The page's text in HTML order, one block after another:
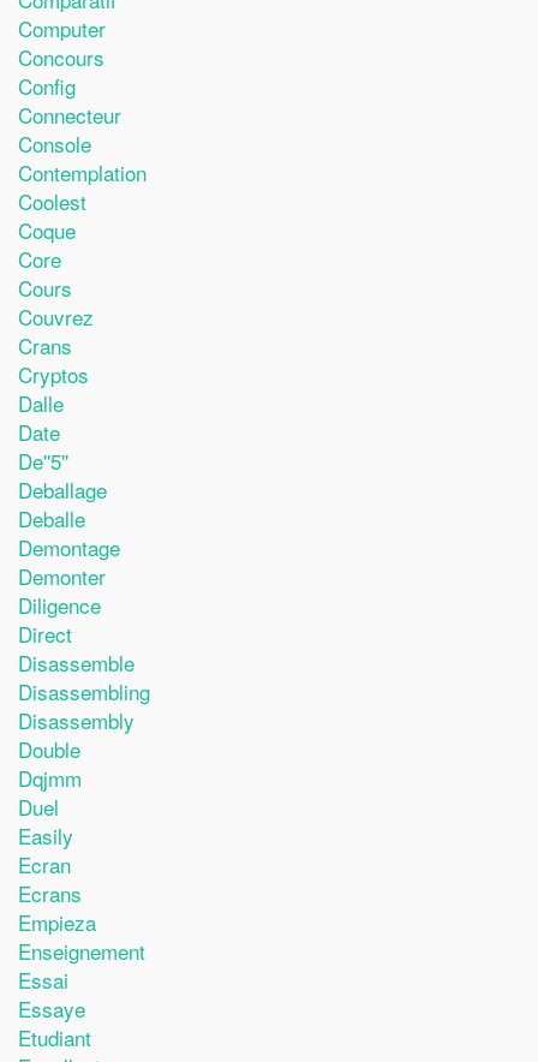
Computer
Concours
Config
Connecteur
Console
Contemplation
Coolest
Coque
Core
Cours
Couvrez
Crans
Cryptos
Dalle
Date
De''5''
Deballage
Deballe
Demontage
Demonter
Diligence
Direct
Disassemble
Disassembling
Disassembly
Double
Dqjmm
Duel
Easily
Ecran
Ecrans
Empieza
Enseignement
Essai
Essaye
Etudiant